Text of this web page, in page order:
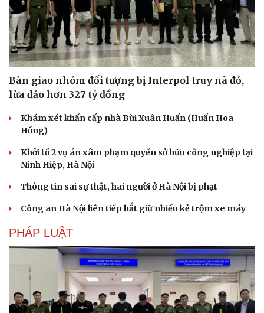
Bàn giao nhóm đối tượng bị Interpol truy nã đỏ,
lừa đảo hơn 327 tỷ đồng
Khám xét khẩn cấp nhà Bùi Xuân Huấn (Huấn Hoa
Hồng)
Khởi tố 2 vụ án xâm phạm quyền sở hữu công nghiệp tại
Ninh Hiệp, Hà Nội
Thông tin sai sự thật, hai người ở Hà Nội bị phạt
Công an Hà Nội liên tiếp bắt giữ nhiều kẻ trộm xe máy
PHÁP LUẬT